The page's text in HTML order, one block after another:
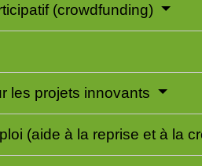
(crowdfunding)
les projets innovants
(aide à la reprise et à la